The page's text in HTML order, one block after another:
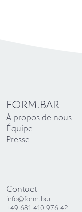
FORM.BAR
À propos de nous
Équipe
Presse
Contact
info@form.bar
+49 681 410 976 42